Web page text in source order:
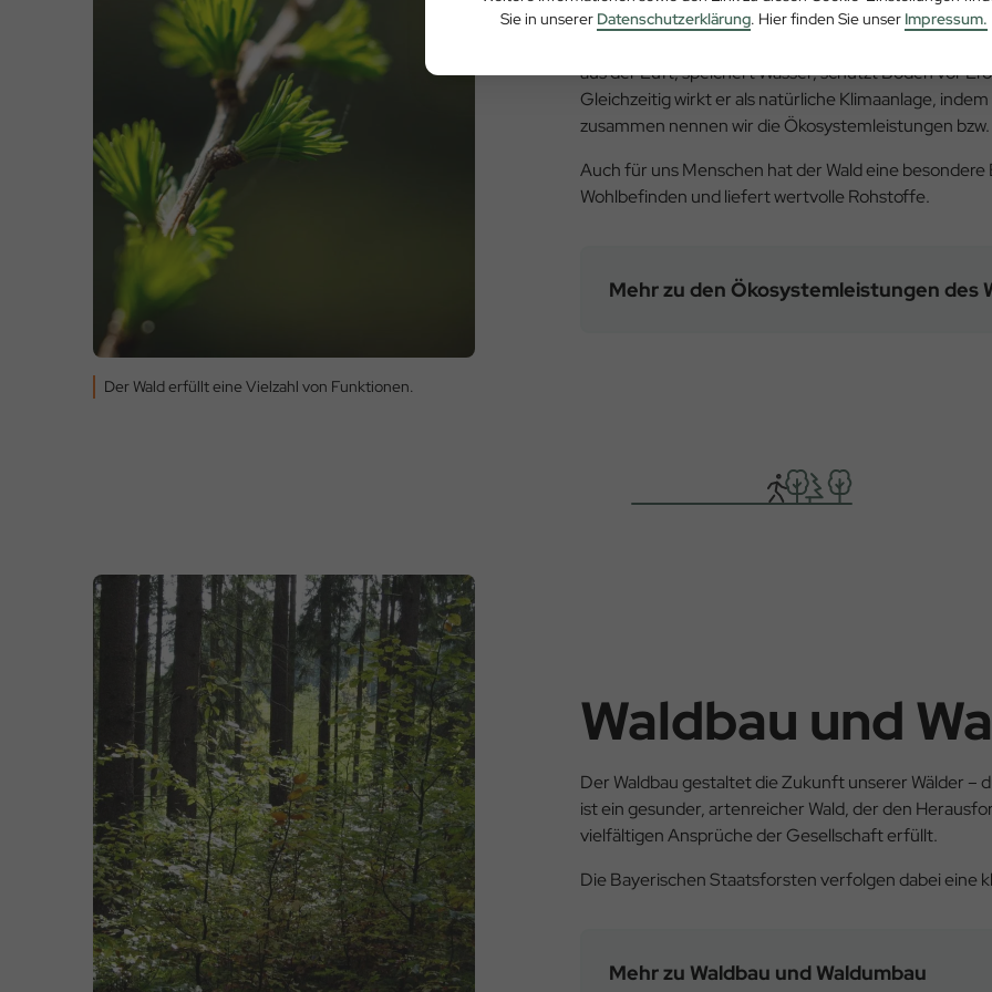
Sie in unserer Datenschutzerklärung. Hier finden Sie unser Impressum.
aus der Luft, speichert Wasser, schützt Böden vor
Gleichzeitig wirkt er als natürliche Klimaanlage,
zusammen nennen wir die Ökosystemleistungen
Auch für uns Menschen hat der Wald eine
Wohlbefinden und liefert wertvolle Rohstoffe.
Mehr zu den Ökosystemleistungen des
Der Wald erfüllt eine Vielzahl von Funktionen.
Waldbau und
Der Waldbau gestaltet die Zukunft unserer Wälder
ist ein gesunder, artenreicher Wald, der den
vielfältigen Ansprüche der Gesellschaft erfüllt.
Die Bayerischen Staatsforsten verfolgen dabei eine
Mehr zu Waldbau und Waldumbau